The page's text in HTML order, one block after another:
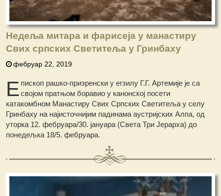
Недеља митара и фарисеја у манастиру
Свих српских Светитеља у Гринбаху
фебруар 22, 2019
Е пископ рашко-призренски у егзилу Г.Г. Артемије је са
својом пратњом боравио у канонској посети
катакомбном Манастиру Свих Српских Светитеља у селу
Гринбаху на најисточнијим падинама аустријских Алпа, од
уторка 12. фебруара/30. јануара (Света Три Јерарха) до
понедељка 18/5. фебруара.